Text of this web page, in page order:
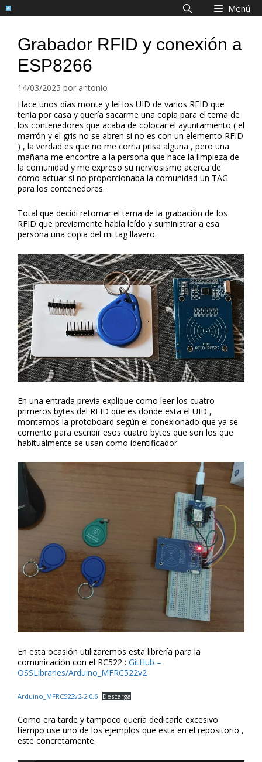
Saltar
al
Menú
Grabador RFID y conexión a
ESP8266
14/03/2025 por antonio
Hace unos días monte y leí los UID de varios RFID que
tenia por casa y quería sacarme una copia para el tema de
los contenedores que acaba de colocar el ayuntamiento ( el
marrón y el gris no se abren si no es con un elemento RFID
) , la verdad es que no me corria prisa alguna , pero una
mañana me encontre a la persona que hace la limpieza de
la comunidad y me expreso su nerviosismo acerca de
como actuar si no proporcionaba la comunidad un TAG
para los contenedores.
Total que decidí retomar el tema de la grabación de los
RFID que previamente había leído y suministrar a esa
persona una copia del mi tag llavero.
En una entrada previa explique como leer los cuatro
primeros bytes del RFID que es donde esta el UID ,
montamos la protoboard según el conexionado que ya se
comento para escribir esos cuatro bytes que son los que
habitualmente se usan como identificador
En esta ocasión utilizaremos esta librería para la
comunicación con el RC522 : GitHub –
OSSLibraries/Arduino_MFRC522v2
Arduino_MFRC522v2-2.0.6 Descarga
Como era tarde y tampoco quería dedicarle excesivo
tiempo use uno de los ejemplos que esta en el repositorio ,
este concretamente.